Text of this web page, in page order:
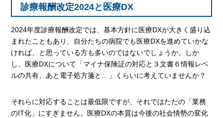
診療報酬改定2024と医療DX
2024年度診療報酬改定では、基本方針に医療DXが大きく盛り込
まれたこともあり、自分たちの病院でも医療DXを進めていかな
ければ、と思っている方も多いのではないでしょうか。しか
し、医療DXについて「マイナ保険証の対応と３文書６情報レベ
ルの共有、あと電子処方箋と…」くらいに考えていませんか？
それらに対応することは最低限ですが、それではただの「業務
のIT化」にすぎません。医療DXの本質は今後の社会情勢の変化